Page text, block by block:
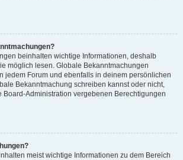
beinhalten wichtige Informationen, deshalb
möglich lesen. Globale Bekanntmachungen
jedem Forum und ebenfalls in deinem persönlichen
Bekanntmachung schreiben kannst oder nicht,
Board-Administration vergebenen Berechtigungen
meist wichtige Informationen zu dem Bereich